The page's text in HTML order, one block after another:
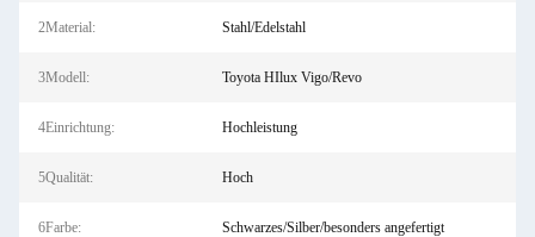
2Material: Stahl/Edelstahl
3Modell: Toyota HIlux Vigo/Revo
4Einrichtung: Hochleistung
5Qualität: Hoch
6Farbe: Schwarzes/Silber/besonders angefertigt